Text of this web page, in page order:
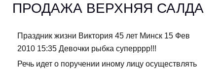
ПРОДАЖА ВЕРХНЯЯ САЛДА
Праздник жизни Виктория 45 лет Минск 15 Фев
2010 15:35 Девочки рыбка суперррр!!!
Речь идет о поручении иному лицу осуществлять